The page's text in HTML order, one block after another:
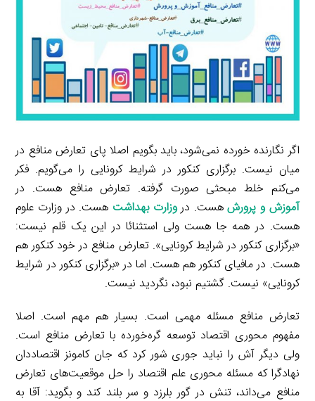
اگر نگارنده خورده نمی‌شود، باید بگویم اصلا پای تعارض منافع در
میان نیست. برگزاری کنکور در شرایط کرونایی را می‌گویم. فکر
می‌کنم خلط مبحثی صورت گرفته. تعارض منافع هست. در
آموزش و پرورشهست. دروزارت بهداشت هست. در وزارت علوم
هست. در همه جا هست ولی استثنائا در این یک قلم نیست:
«برگزاری کنکور در شرایط کرونایی». تعارض منافع در خود کنکور هم
هست. در مافیای کنکور هم هست. اما در «برگزاری کنکور در شرایط
کرونایی» نیست. گشتیم نبود، نگردید نیست.
تعارض منافع مسئله مهمی است. بسیار هم مهم است. اصلا
مفهوم محوری اقتصاد توسعه گره‌خورده با تعارض منافع است.
ولی دیگر آش را نباید جوری شور کرد که جان کامونز اقتصاددان
نهادگرا که مسئله محوری علم اقتصاد را حل موقعیت‌های تعارض
منافع می‌داند، تنش در گور بلرزد و سر بلند کند و بگوید: آقا به